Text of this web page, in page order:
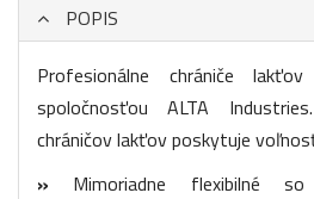
POPIS
Profesionálne chrániče
spoločnosťou ALTA
chráničov lakťov poskytuje
» Mimoriadne flexibilné